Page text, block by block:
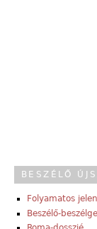
BESZÉLŐ
Folyamatos jelen
Beszélő-